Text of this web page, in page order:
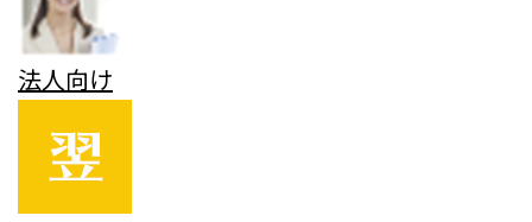
法人向け